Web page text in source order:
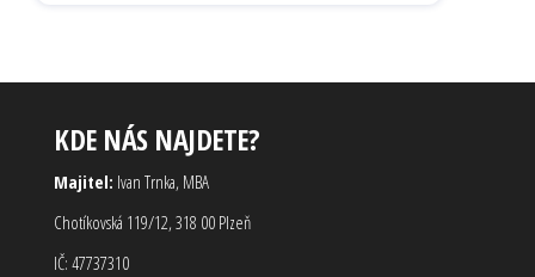
KDE NÁS NAJDETE?
Majitel: Ivan Trnka, MBA
Chotíkovská 119/12, 318 00 Plzeň
IČ: 47737310